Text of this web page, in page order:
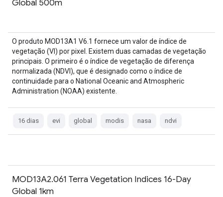
Global 500m
O produto MOD13A1 V6.1 fornece um valor de índice de
vegetação (VI) por pixel. Existem duas camadas de vegetação
principais. O primeiro é o índice de vegetação de diferença
normalizada (NDVI), que é designado como o índice de
continuidade para o National Oceanic and Atmospheric
Administration (NOAA) existente.
16 dias evi global modis nasa ndvi
MOD13A2.061 Terra Vegetation Indices 16-Day
Global 1km